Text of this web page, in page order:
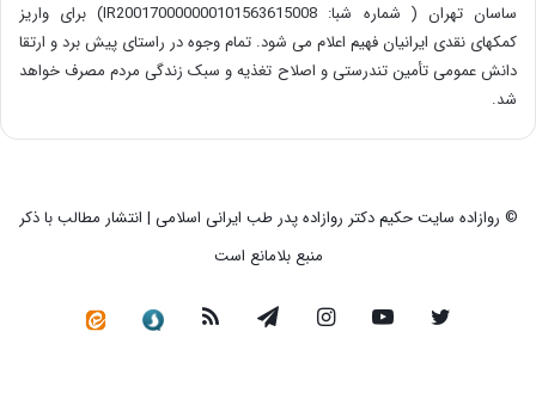
ساسان تهران ( شماره شبا: IR200170000000101563615008) برای واریز
کمکهای نقدی ایرانیان فهیم اعلام می شود. تمام وجوه در راستای پیش برد و ارتقا
دانش عمومی تأمین تندرستی و اصلاح تغذیه و سبک زندگی مردم مصرف خواهد
شد.
© روازاده سایت حکیم دکتر روازاده پدر طب ایرانی اسلامی | انتشار مطالب با ذکر
منبع بلامانع است
توییتر یوتیوب اینستاگرامتلگرام خوراک سروش